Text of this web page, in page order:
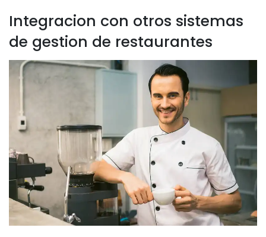
Integracion con otros sistemas
de gestion de restaurantes